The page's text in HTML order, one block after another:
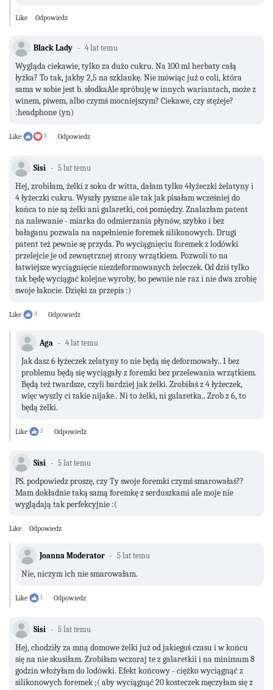
Like Odpowiedz
Black Lady 4 lat temu
Wygląda ciekawie, tylko za dużo cukru. Na 100 ml herbaty całą
łyżka? To tak, jakby 2,5 na szklankę. Nie mówiąc już o coli, która
sama w sobie jest b. słodkaAle spróbuję w innych wariantach, może z
winem, piwem, albo czymś mocniejszym? Ciekawe, czy stężeje?
:headphone (yn)
Like 3 Odpowiedz
Sisi 5 lat temu
Hej, zrobiłam, żelki z soku dr witta, dałam tylko 4łyżeczki żelatyny i
4 łyżeczki cukru. Wyszły pyszne ale tak jak pisałam wcześniej do
końca to nie są żelki ani galaretki, coś pomiędzy. Znalazłam patent
na nalewanie - miarka do odmierzania płynów, szybko i bez
bałaganu pozwala na napełnienie foremek silikonowych. Drugi
patent też pewnie sę przyda. Po wyciągnięciu foremek z lodówki
przelejcie je od zewnętrznej strony wrzątkiem. Pozwoli to na
łatwiejsze wyciągnięcie niezdeformowanych żeleczek. Od dziś tylko
tak będę wyciągać kolejne wyroby, bo pewnie nie raz i nie dwa zrobię
swoje łakocie. Dzięki za przepis :)
Like 3 Odpowiedz
Aga 4 lat temu
Jak dasz 6 łyżeczek zelatyny to nie będą się deformowały.. I bez
problemu będą się wyciągały z foremki bez przelewania wrzątkiem.
Będą też twardsze, czyli bardziej jak żelki. Zrobiłaś z 4 łyżeczek,
więc wyszly ci takie nijake.. Ni to żelki, ni galaretka.. Zrob z 6, to
będą żelki.
Like 3 Odpowiedz
Sisi 5 lat temu
PS. podpowiedz proszę, czy Ty swoje foremki czymś smarowałaś??
Mam dokładnie taką samą foremkę z serduszkami ale moje nie
wyglądają tak perfekcyjnie :(
Like Odpowiedz
Joanna Moderator 5 lat temu
Nie, niczym ich nie smarowałam.
Like 1 Odpowiedz
Sisi 5 lat temu
Hej, chodziły za mną domowe żelki już od jakiegoś czasu i w końcu
się na nie skusiłam. Zrobiłam wczoraj te z galaretkii i na minimum 8
godzin włożyłam do lodówki. Efekt końcowy - ciężko wyciągnąć z
silikonowych foremek ;( aby wyciągnąć 20 kosteczek męczyłam się z